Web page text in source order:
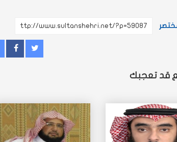
شاركمشاركة
قد تعجبك